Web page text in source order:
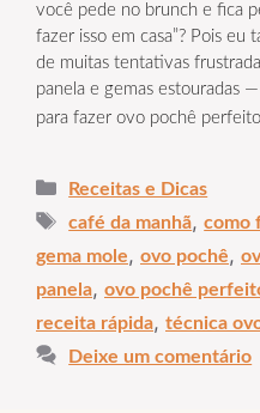
você pede no brunch e fica
fazer isso em casa”? Pois eu
de muitas tentativas
panela e gemas estouradas
para fazer ovo pochê
Categorias
Receitas e Dicas
Tags
café da manhã,como
gema mole, ovo pochê,
panela, ovo pochê
receita rápida, técnica
Deixe um comentário